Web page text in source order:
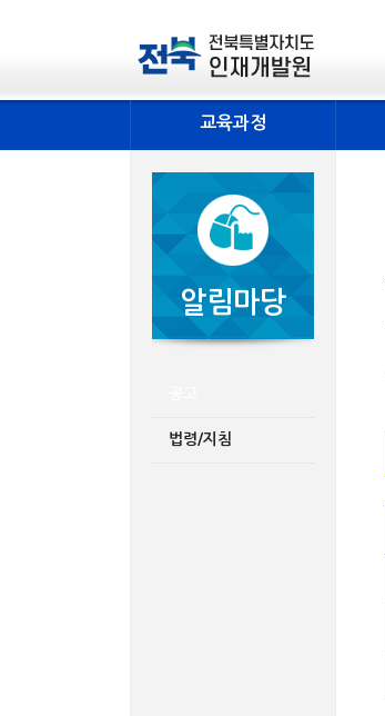
교육과정
알림마당
법령/지침